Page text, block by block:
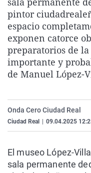
pintor
espacio
exponen catorce
preparatorios de
importante y
de Manuel López-
Onda Cero Ciudad Real
Ciudad Real 09.04.2025
El museo López-
sala permanente